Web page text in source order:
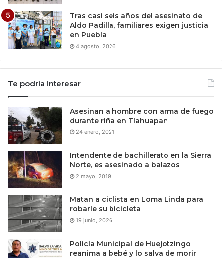
Tras casi seis años del asesinato de
Aldo Padilla, familiares exigen justicia
en Puebla
4 agosto, 2026
Te podría interesar
Asesinan a hombre con arma de fuego
durante riña en Tlahuapan
24 enero, 2021
Intendente de bachillerato en la Sierra
Norte, es asesinado a balazos
2 mayo, 2019
Matan a ciclista en Loma Linda para
robarle su bicicleta
19 junio, 2026
Policía Municipal de Huejotzingo
reanima a bebé y lo salva de morir